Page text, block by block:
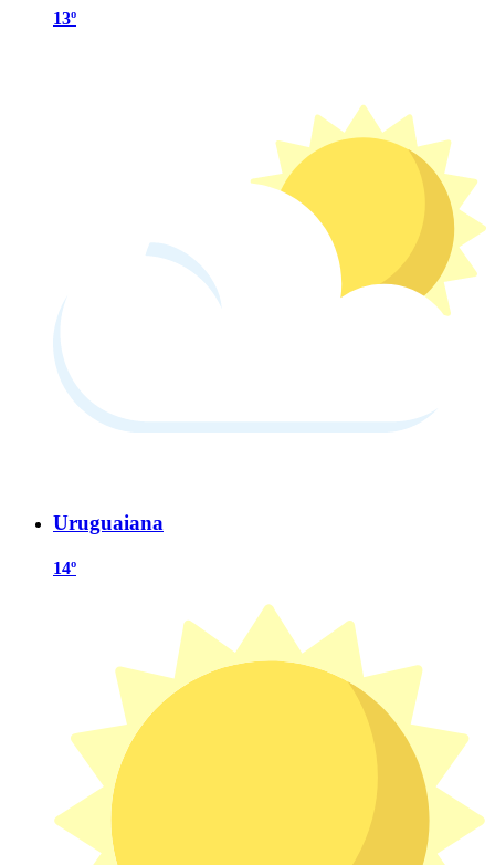
13º
Uruguaiana
14º